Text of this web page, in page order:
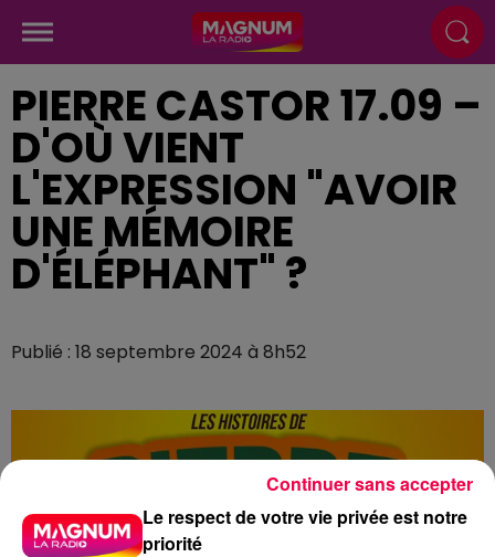
PIERRE CASTOR 17.09 –
D'OÙ VIENT
L'EXPRESSION "AVOIR
UNE MÉMOIRE
D'ÉLÉPHANT" ?
Publié : 18 septembre 2024 à 8h52
Le respect de votre vie privée est notre
priorité
Continuer sans accepter